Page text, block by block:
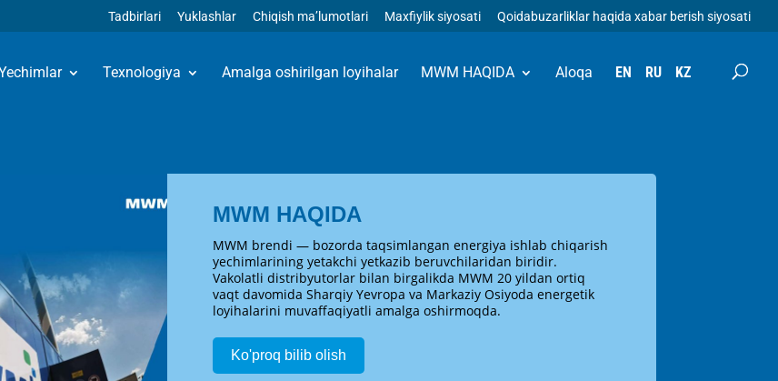
Tadbirlari Yuklashlar Chiqish ma’lumotlari Maxfiylik siyosati Qoidabuzarliklar haqida xabar berish siyosati
Texnologiya Amalga oshirilgan loyihalar MWM HAQIDA Aloqa EN RU KZ
MWM HAQIDA
MWM brendi — bozorda taqsimlangan energiya ishlab chiqarish
yechimlarining yetakchi yetkazib beruvchilaridan biridir.
Vakolatli distribyutorlar bilan birgalikda MWM 20 yildan ortiq
vaqt davomida Sharqiy Yevropa va Markaziy Osiyoda energetik
loyihalarini muvaffaqiyatli amalga oshirmoqda.
Ko'proq bilib olish